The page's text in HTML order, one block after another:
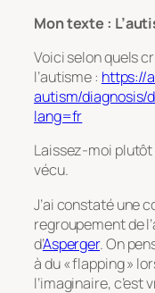
Mon texte :
Voici selon quels
l’autisme : https://
autism/
lang=fr
Laissez-moi
vécu.
J’ai constaté une
regroupement de
d’Asperger. On
à du « flapping »
l’imaginaire, c’est